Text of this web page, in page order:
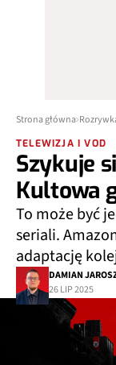
Strona główna
TELEWIZJA I VOD
Szykuje
Kultowa
To może być
seriali.
adaptację
DAMIAN
26 LIP 2025